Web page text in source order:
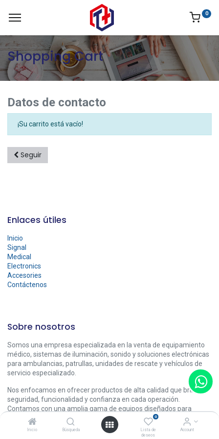
Inicio Búsqueda
0
Lista de
deseos
Account
0
Shopping Cart
Datos de contacto
¡Su carrito está vacío!
Seguir
Enlaces útiles
Inicio
Signal
Medical
Electronics
Accesories
Contáctenos
Sobre nosotros
Somos una empresa especializada en la venta de equipamiento
médico, sistemas de iluminación, sonido y soluciones electrónicas
para ambulancias, patrullas, unidades de rescate y vehículos de
servicio especializado.
Nos enfocamos en ofrecer productos de alta calidad que brindan
seguridad, funcionalidad y confianza en cada operación.
Contamos con una amplia gama de equipos diseñados para
optimizar el desempeño de cada unidad.